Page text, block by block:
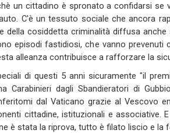
un cittadino è spronato a confidarsi se
C'è un tessuto sociale che ancora
della cosiddetta criminalità diffusa
episodi fastidiosi, che vanno
alleanza contribuisce a rafforzare la
di questi 5 anni sicuramente "il
Carabinieri dagli Sbandieratori di
dal Vaticano grazie al Vescovo
cittadine, istituzionali e associative.
è stata la riprova, tutto è filato liscio e la